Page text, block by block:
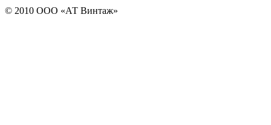
© 2010 ООО «АТ Винтаж»